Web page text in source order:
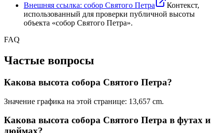
Внешняя ссылка: собор Святого Петра
Контекст,
использованный для проверки публичной высоты
объекта «собор Святого Петра».
FAQ
Частые вопросы
Какова высота собора Святого Петра?
Значение графика на этой странице: 13,657 cm.
Какова высота собора Святого Петра в футах и
дюймах?